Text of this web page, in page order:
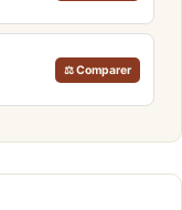
⚖ Comparer